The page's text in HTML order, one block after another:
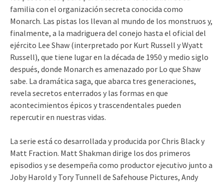
familia con el organización secreta conocida como
Monarch. Las pistas los llevan al mundo de los monstruos y,
finalmente, a la madriguera del conejo hasta el oficial del
ejército Lee Shaw (interpretado por Kurt Russell y Wyatt
Russell), que tiene lugar en la década de 1950 y medio siglo
después, donde Monarch es amenazado por Lo que Shaw
sabe. La dramática saga, que abarca tres generaciones,
revela secretos enterrados y las formas en que
acontecimientos épicos y trascendentales pueden
repercutir en nuestras vidas.
La serie está co desarrollada y producida por Chris Black y
Matt Fraction. Matt Shakman dirige los dos primeros
episodios y se desempeña como productor ejecutivo junto a
Joby Harold y Tory Tunnell de Safehouse Pictures, Andy